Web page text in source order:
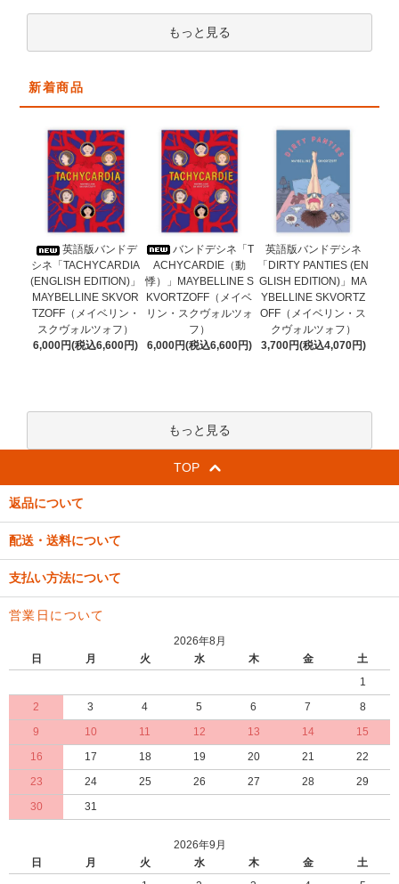
もっと見る
新着商品
英語版バンドデ
シネ「TACHYCARDIA
(ENGLISH EDITION)」
MAYBELLINE SKVOR
TZOFF（メイベリン・
スクヴォルツォフ）
6,000円(税込6,600円)
バンドデシネ「T
ACHYCARDIE（動
悸）」MAYBELLINE S
KVORTZOFF（メイベ
リン・スクヴォルツォ
フ）
6,000円(税込6,600円)
英語版バンドデシネ
「DIRTY PANTIES (EN
GLISH EDITION)」MA
YBELLINE SKVORTZ
OFF（メイベリン・ス
クヴォルツォフ）
3,700円(税込4,070円)
もっと見る
TOP
返品について
配送・送料について
支払い方法について
営業日について
2026年8月
日
月 火 水 木 金
土
1
2
3 4 5 6 7
8
9
10 11 12 13 14
15
16
17 18 19 20 21
22
23
24 25 26 27 28
29
30
31
2026年9月
日
月 火 水 木 金
土